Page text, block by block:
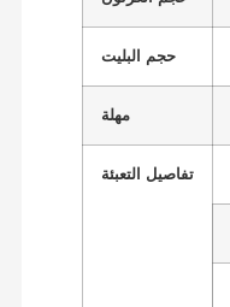
حجم البليت
مهلة
تفاصيل التعبئة